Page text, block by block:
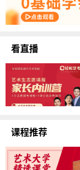
看直播
课程推荐